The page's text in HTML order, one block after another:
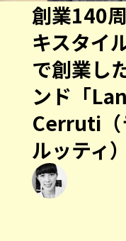
創業140
キスタイ
で創業し
ンド「
Cerruti（
ルッティ）